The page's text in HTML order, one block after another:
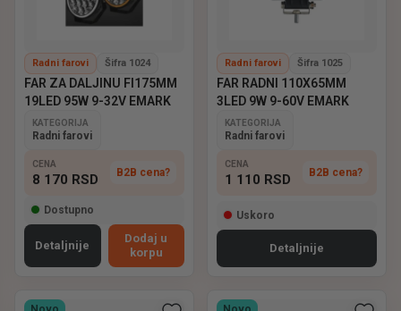
Radni farovi Šifra 1024
FAR ZA DALJINU FI175MM
19LED 95W 9-32V EMARK
KATEGORIJA
Radni farovi
CENA
8 170 RSD B2B cena?
Dostupno
Detaljnije
Dodaj u
korpu
Radni farovi Šifra 1025
FAR RADNI 110X65MM
3LED 9W 9-60V EMARK
KATEGORIJA
Radni farovi
CENA
1 110 RSD B2B cena?
Uskoro
Detaljnije